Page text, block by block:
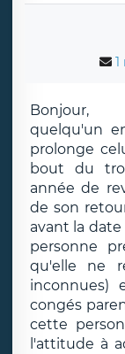
1
Bonjour,
quelqu'un
prolonge
bout du
année de
de son
avant la
personne
qu'elle ne
inconnues)
congés
cette
l'attitude à